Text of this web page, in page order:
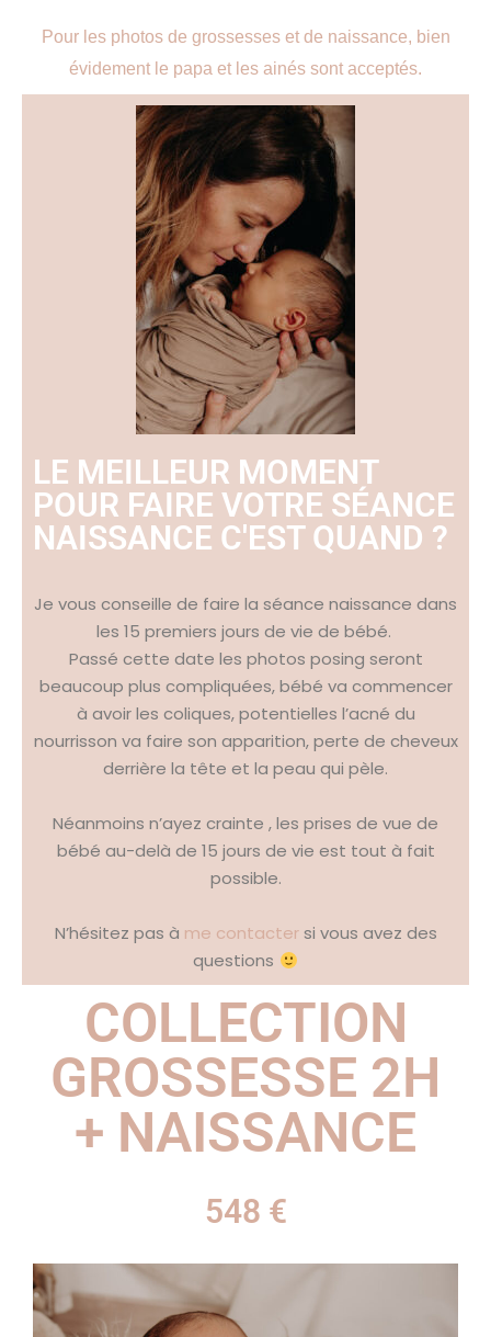
Pour les photos de grossesses et de naissance, bien
évidement le papa et les ainés sont acceptés.
LE MEILLEUR MOMENT
POUR FAIRE VOTRE SÉANCE
NAISSANCE C'EST QUAND ?
Je vous conseille de faire la séance naissance dans
les 15 premiers jours de vie de bébé.
Passé cette date les photos posing seront
beaucoup plus compliquées, bébé va commencer
à avoir les coliques, potentielles l’acné du
nourrisson va faire son apparition, perte de cheveux
derrière la tête et la peau qui pèle.
Néanmoins n’ayez crainte , les prises de vue de
bébé au-delà de 15 jours de vie est tout à fait
possible.
N’hésitez pas à me contactersi vous avez des
questions
COLLECTION
GROSSESSE 2H
+ NAISSANCE
548 €